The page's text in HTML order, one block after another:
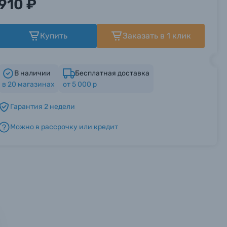
₽
Купить Заказать в 1 клик
В наличии
в 20 магазинах
Бесплатная доставка
от 5 000 р
Гарантия 2 недели
Можно в рассрочку или кредит